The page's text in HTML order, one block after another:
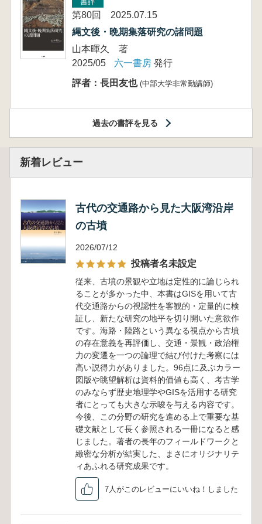
第80回 2025.07.15
縄文後・晩期集落研究の諸問題
山本暉久 著
2025/05
六一書房 発行
評者：長田友也 (中部大学非常勤講師)
過去の書評を見る
新着レビュー
古代の交通路から見た大阪湾沿岸
の古墳
2026/07/12
投稿者名未設定
従来、古墳の景観や立地は定性的に論じられ
ることが多かった中、本書はGISを用いて古
代交通路からの視認性を客観的・定量的に検
証し、新たな研究の地平を切り開いた意欲作
です。海路・陸路という異なる視点から古墳
の存在意義を再評価し、交通・景観・政治権
力の変遷を一つの論理で結び付けた考察には
高い説得力がありました。96点に及ぶカラー
図版や眺望解析は資料的価値も高く、考古学
のみならず歴史地理学やGISを活用する研究
者にとっても大きな示唆を与える内容です。
今後、この分野の研究を進める上で重要な基
礎文献として長く参照される一冊になると感
じました。著者の長年のフィールドワークと
緻密な分析が結実した、まさにオリジナリテ
ィあふれる研究成果です。
7人がこのレビューにいいね！しました